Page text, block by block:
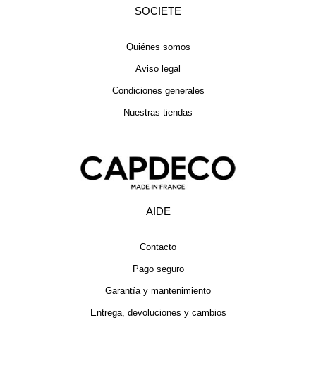
SOCIETE
Quiénes somos
Aviso legal
Condiciones generales
Nuestras tiendas
AIDE
Contacto
Pago seguro
Garantía y mantenimiento
Entrega, devoluciones y cambios